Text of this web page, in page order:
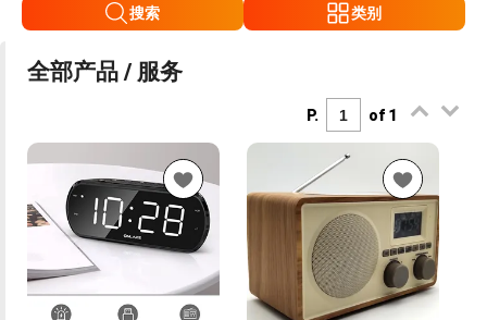
搜索 类别
全部产品 / 服务
P. of 1